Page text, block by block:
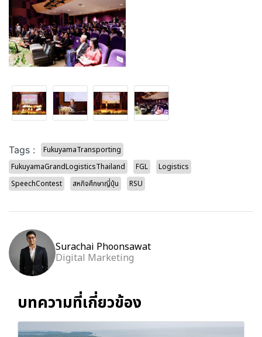
Tags :
FukuyamaTransporting
FukuyamaGrandLogisticsThailand
FGL
Logistics
SpeechContest
สหกิจศึกษาญี่ปุ่น RSU
Surachai Phoonsawat
Digital Marketing
บทความที่เกี่ยวข้อง